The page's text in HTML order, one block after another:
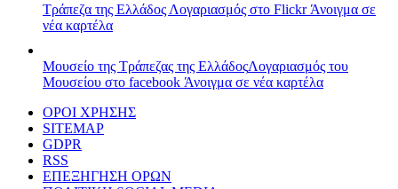
Τράπεζα της Ελλάδος Λογαριασμός στο FlickrΆνοιγμα σε
νέα καρτέλα
Μουσείο της Τράπεζας της ΕλλάδοςΛογαριασμός του
Μουσείου στο facebook Άνοιγμα σε νέα καρτέλα
ΟΡΟΙ ΧΡΗΣΗΣ
SITEMAP
GDPR
RSS
ΕΠΕΞΗΓΗΣΗ ΟΡΩΝ